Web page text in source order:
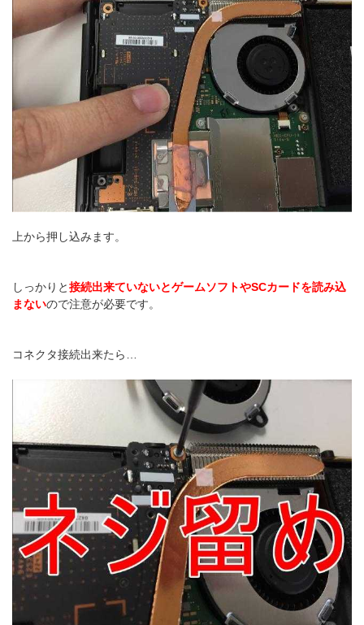
上から押し込みます。
しっかりと接続出来ていないとゲームソフトやSCカードを読み込
まないので注意が必要です。
コネクタ接続出来たら…